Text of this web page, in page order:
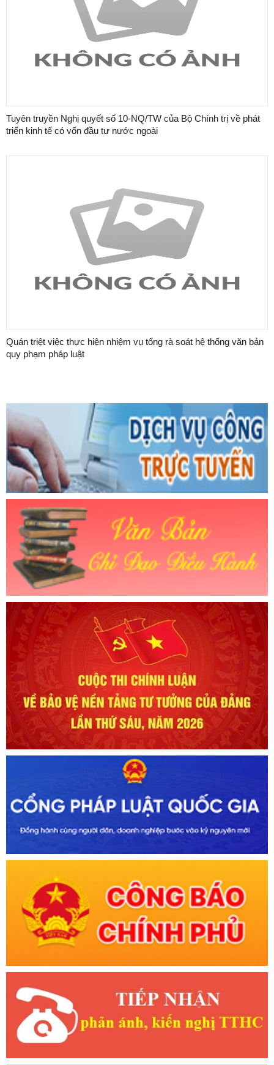
Tuyên truyền Nghị quyết số 10-NQ/TW của Bộ Chính trị về phát
triển kinh tế có vốn đầu tư nước ngoài
Quán triệt việc thực hiện nhiệm vụ tổng rà soát hệ thống văn bản
quy phạm pháp luật